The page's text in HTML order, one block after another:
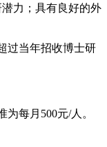
力；具有良好的外
当年招收博士研
每月500元/人。